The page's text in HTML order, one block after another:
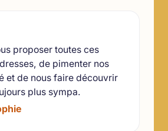
proposer toutes ces
de pimenter nos
et de nous faire découvrir
plus sympa.